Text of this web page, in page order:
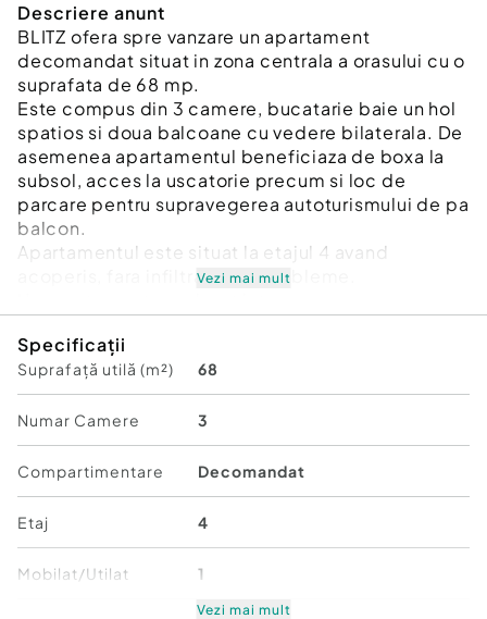
Descriere anunt
BLITZ ofera spre vanzare un apartament
decomandat situat in zona centrala a orasului cu o
suprafata de 68 mp.
Este compus din 3 camere, bucatarie baie un hol
spatios si doua balcoane cu vedere bilaterala. De
asemenea apartamentul beneficiaza de boxa la
subsol, acces la uscatorie precum si loc de
parcare pentru supravegerea autoturismului de pa
balcon.
Apartamentul este situat la etajul 4 avand
acoperis, fara infiltratii sau probleme.
banci, Piata Mare, precum zi zona de relaxare a
centrului pietonal al orasului, Ideal pentru un
cuplu sau o familie.
Cu mai multe detalii va asteptam la vizionare!
Cod ofertă / ID BLITZ: P156564
Id intern: P156564
Confort:
Tip imobil:
Număr Băi:
Nr. locuri parcare:
Vezi mai mult
Specificații
Suprafață utilă (m²) 68
Numar Camere 3
Compartimentare Decomandat
Etaj 4
Mobilat/Utilat 1
Vezi mai mult